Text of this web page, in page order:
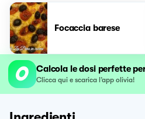
Focaccia barese
Calcola le dosi perfette
Clicca qui e scarica l’app olivia!